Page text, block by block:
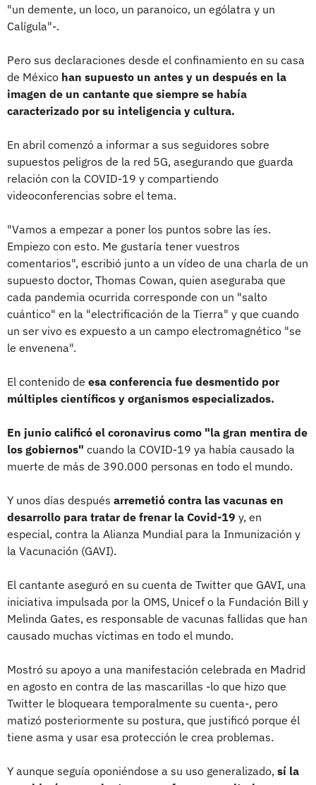
"un demente, un loco, un paranoico, un ególatra y un
Calígula"-.
Pero sus declaraciones desde el confinamiento en su casa
de México han supuesto un antes y un después en la
imagen de un cantante que siempre se había
caracterizado por su inteligencia y cultura.
En abril comenzó a informar a sus seguidores sobre
supuestos peligros de la red 5G, asegurando que guarda
relación con la COVID-19 y compartiendo
videoconferencias sobre el tema.
"Vamos a empezar a poner los puntos sobre las íes.
Empiezo con esto. Me gustaría tener vuestros
comentarios", escribió junto a un vídeo de una charla de un
supuesto doctor, Thomas Cowan, quien aseguraba que
cada pandemia ocurrida corresponde con un "salto
cuántico" en la "electrificación de la Tierra" y que cuando
un ser vivo es expuesto a un campo electromagnético "se
le envenena".
El contenido de esa conferencia fue desmentido por
múltiples científicos y organismos especializados.
En junio calificó el coronavirus como "la gran mentira de
los gobiernos" cuando la COVID-19 ya había causado la
muerte de más de 390.000 personas en todo el mundo.
Y unos días después arremetió contra las vacunas en
desarrollo para tratar de frenar la Covid-19 y, en
especial, contra la Alianza Mundial para la Inmunización y
la Vacunación (GAVI).
El cantante aseguró en su cuenta de Twitter que GAVI, una
iniciativa impulsada por la OMS, Unicef o la Fundación Bill y
Melinda Gates, es responsable de vacunas fallidas que han
causado muchas víctimas en todo el mundo.
Mostró su apoyo a una manifestación celebrada en Madrid
en agosto en contra de las mascarillas -lo que hizo que
Twitter le bloqueara temporalmente su cuenta-, pero
matizó posteriormente su postura, que justificó porque él
tiene asma y usar esa protección le crea problemas.
Y aunque seguía oponiéndose a su uso generalizado, sí la